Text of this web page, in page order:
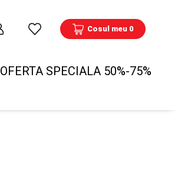
Cosul meu 0
OFERTA SPECIALA 50%-75%